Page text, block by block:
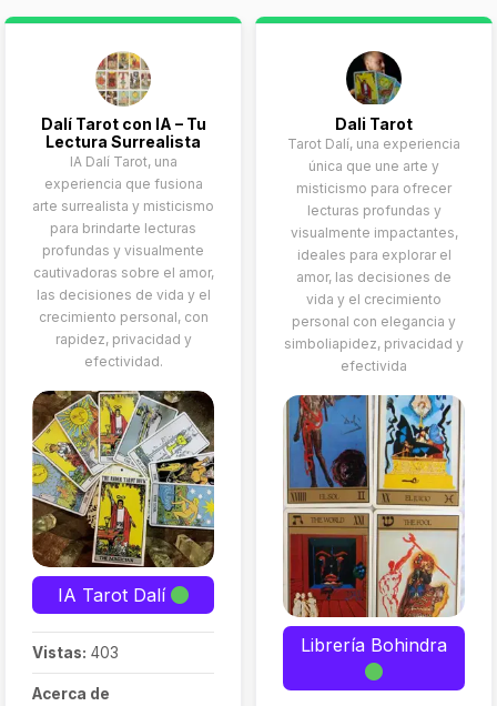
Dalí Tarot con IA – Tu
Lectura Surrealista
IA Dalí Tarot, una
experiencia que fusiona
arte surrealista y misticismo
para brindarte lecturas
profundas y visualmente
cautivadoras sobre el amor,
las decisiones de vida y el
crecimiento personal, con
rapidez, privacidad y
efectividad.
IA Tarot Dalí
Vistas: 403
Acerca de
Dali Tarot
Tarot Dalí, una experiencia
única que une arte y
misticismo para ofrecer
lecturas profundas y
visualmente impactantes,
ideales para explorar el
amor, las decisiones de
vida y el crecimiento
personal con elegancia y
simboliapidez, privacidad y
efectivida
Librería Bohindra